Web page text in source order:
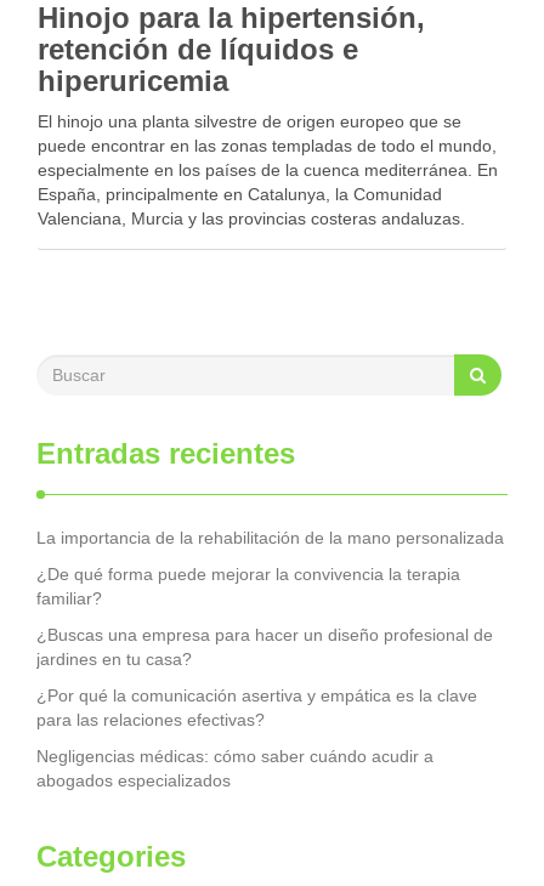
Hinojo para la hipertensión,
retención de líquidos e
hiperuricemia
El hinojo una planta silvestre de origen europeo que se
puede encontrar en las zonas templadas de todo el mundo,
especialmente en los países de la cuenca mediterránea. En
España, principalmente en Catalunya, la Comunidad
Valenciana, Murcia y las provincias costeras andaluzas.
Entradas recientes
La importancia de la rehabilitación de la mano personalizada
¿De qué forma puede mejorar la convivencia la terapia
familiar?
¿Buscas una empresa para hacer un diseño profesional de
jardines en tu casa?
¿Por qué la comunicación asertiva y empática es la clave
para las relaciones efectivas?
Negligencias médicas: cómo saber cuándo acudir a
abogados especializados
Categories